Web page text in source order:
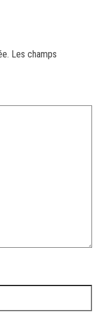
Les champs